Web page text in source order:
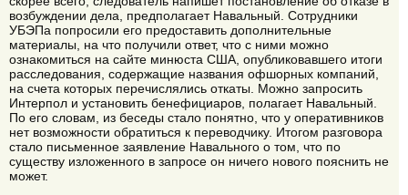
возбуждении дела, предполагает Навальный. Сотрудники
УБЭПа попросили его предоставить дополнительные
материалы, на что получили ответ, что с ними можно
ознакомиться на сайте минюста США, опубликовавшего итоги
расследования, содержащие названия офшорных компаний,
на счета которых перечислялись откаты. Можно запросить
Интерпол и установить бенефициаров, полагает Навальный.
По его словам, из беседы стало понятно, что у оперативников
нет возможности обратиться к переводчику. Итогом разговора
стало письменное заявление Навального о том, что по
существу изложенного в запросе он ничего нового пояснить не
может.